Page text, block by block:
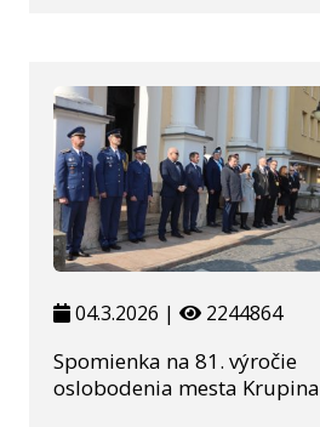
04.3.2026 | 2244864
Spomienka na 81. výročie
oslobodenia mesta Krupina